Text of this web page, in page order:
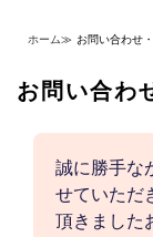
ホーム≫ お問い合わせ
お問い合わ
誠に勝手な
せていただ
頂きました